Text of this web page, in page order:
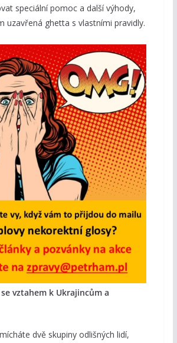
speciální pomoc a další výhody,
uzavřená ghetta s vlastními pravidly.
vztahem k Ukrajincům a
dvě skupiny odlišných lidí,